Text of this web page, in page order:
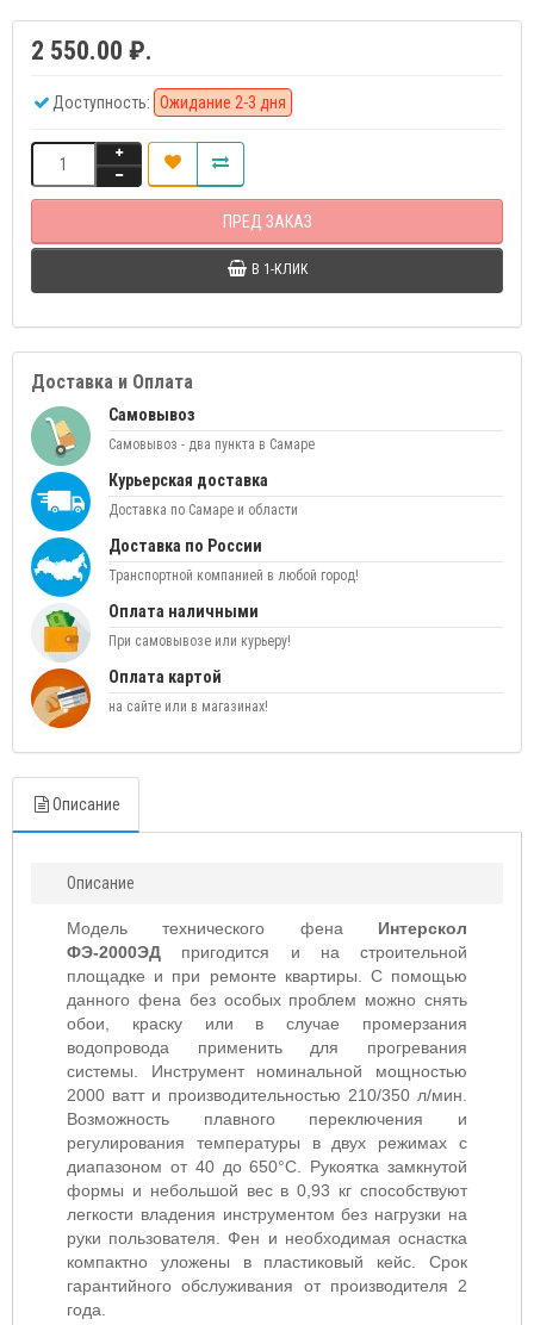
2 550.00 ₽.
Доступность: Ожидание 2-3 дня
ПРЕД ЗАКАЗ
В 1-КЛИК
Доставка и Оплата
Самовывоз
Самовывоз - два пункта в Самаре
Курьерская доставка
Доставка по Самаре и области
Доставка по России
Транспортной компанией в любой город!
Оплата наличными
При самовывозе или курьеру!
Оплата картой
на сайте или в магазинах!
Описание
Описание
Модель технического фена Интерскол
ФЭ-2000ЭД пригодится и на строительной
площадке и при ремонте квартиры. С помощью
данного фена без особых проблем можно снять
обои, краску или в случае промерзания
водопровода применить для прогревания
системы. Инструмент номинальной мощностью
2000 ватт и производительностью 210/350 л/мин.
Возможность плавного переключения и
регулирования температуры в двух режимах с
диапазоном от 40 до 650°C. Рукоятка замкнутой
формы и небольшой вес в 0,93 кг способствуют
легкости владения инструментом без нагрузки на
руки пользователя. Фен и необходимая оснастка
компактно уложены в пластиковый кейс. Срок
гарантийного обслуживания от производителя 2
года.